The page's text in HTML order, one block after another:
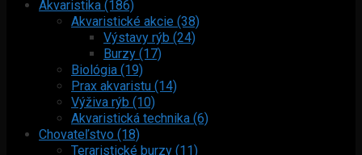
Akvaristika (186)
Akvaristické akcie (38)
Výstavy rýb (24)
Burzy (17)
Biológia (19)
Prax akvaristu (14)
Výživa rýb (10)
Akvaristická technika (6)
Chovateľstvo (18)
Teraristické burzy (11)